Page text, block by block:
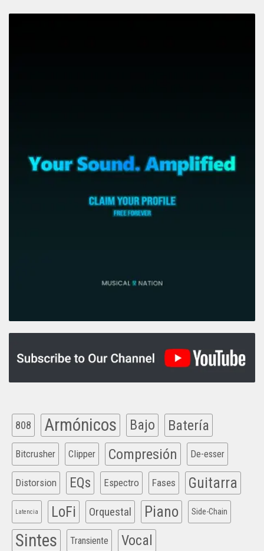
808 Armónicos Bajo Batería
Bitcrusher Clipper Compresión De-esser
Distorsion EQs Espectro Fases Guitarra
Latencia LoFi Orquestal Piano Side-Chain
Sintes Transiente Vocal